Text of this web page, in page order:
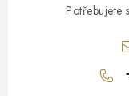
Potřebujete